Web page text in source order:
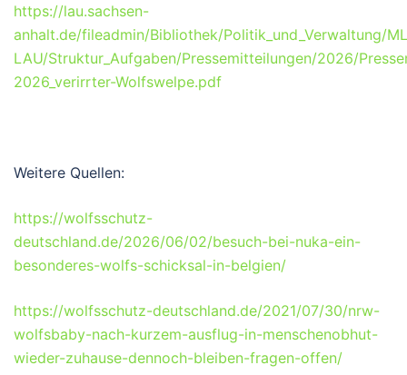
https://lau.sachsen-
anhalt.de/fileadmin/Bibliothek/Politik_und_Verwaltung/
LAU/Struktur_Aufgaben/Pressemitteilungen/2026/
2026_verirrter-Wolfswelpe.pdf
Weitere Quellen:
https://wolfsschutz-
deutschland.de/2026/06/02/besuch-bei-nuka-ein-
besonderes-wolfs-schicksal-in-belgien/
https://wolfsschutz-deutschland.de/2021/07/30/nrw-
wolfsbaby-nach-kurzem-ausflug-in-menschenobhut-
wieder-zuhause-dennoch-bleiben-fragen-offen/